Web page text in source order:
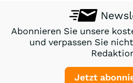
Abonnieren Sie unsere
und verpassen Sie
Jetzt